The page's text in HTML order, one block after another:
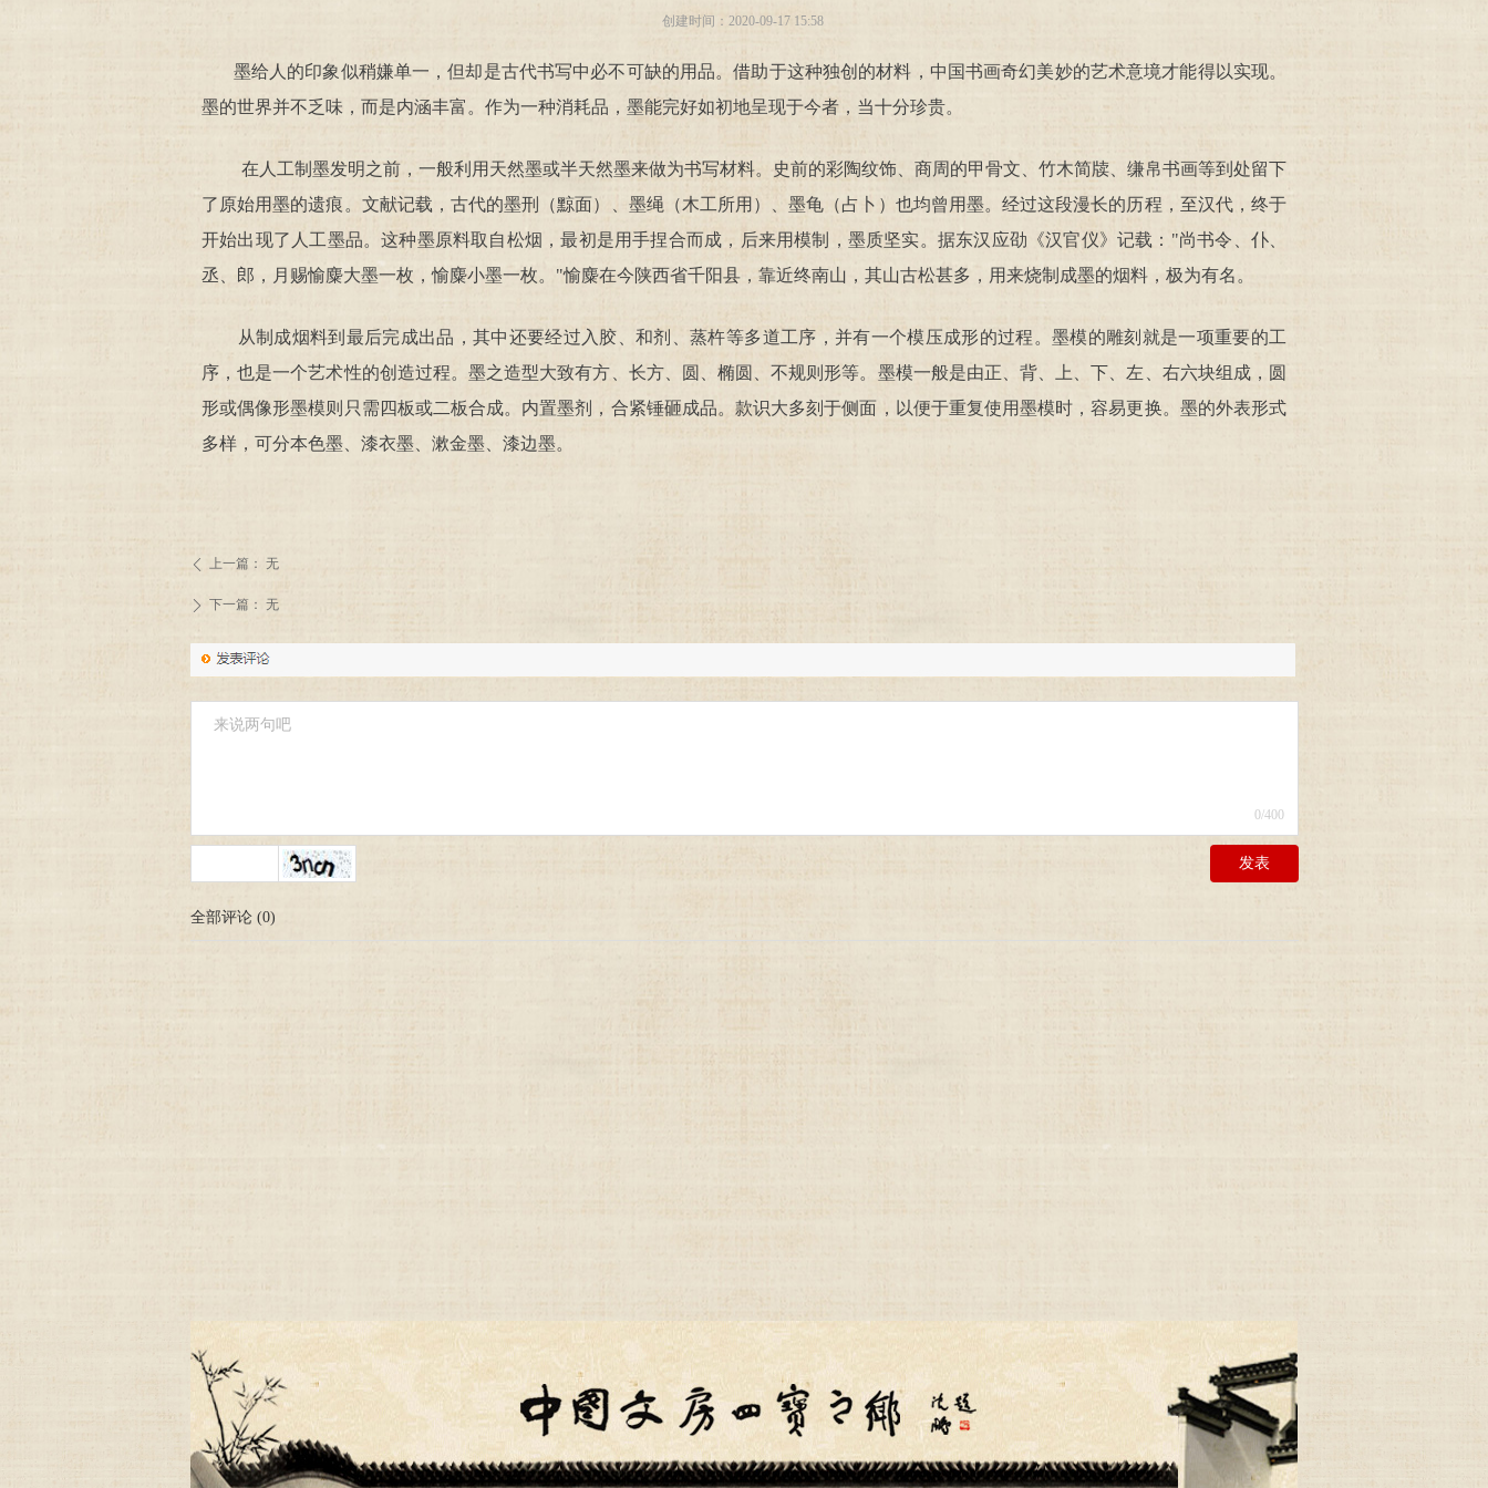
墨给人的印象似稍嫌单一，但却是古代书写中必不可缺的用品。借助于这种独创的材料，中国书画奇幻美妙的艺术意境才能得以实现。
墨的世界并不乏味，而是内涵丰富。作为一种消耗品，墨能完好如初地呈现于今者，当十分珍贵。
在人工制墨发明之前，一般利用天然墨或半天然墨来做为书写材料。史前的彩陶纹饰、商周的甲骨文、竹木简牍、缣帛书画等到处留下
了原始用墨的遗痕。文献记载，古代的墨刑（黥面）、墨绳（木工所用）、墨龟（占卜）也均曾用墨。经过这段漫长的历程，至汉代，终于
开始出现了人工墨品。这种墨原料取自松烟，最初是用手捏合而成，后来用模制，墨质坚实。据东汉应劭《汉官仪》记载："尚书令、仆、
丞、郎，月赐愉麋大墨一枚，愉麋小墨一枚。"愉麋在今陕西省千阳县，靠近终南山，其山古松甚多，用来烧制成墨的烟料，极为有名。
从制成烟料到最后完成出品，其中还要经过入胶、和剂、蒸杵等多道工序，并有一个模压成形的过程。墨模的雕刻就是一项重要的工
序，也是一个艺术性的创造过程。墨之造型大致有方、长方、圆、椭圆、不规则形等。墨模一般是由正、背、上、下、左、右六块组成，圆
形或偶像形墨模则只需四板或二板合成。内置墨剂，合紧锤砸成品。款识大多刻于侧面，以便于重复使用墨模时，容易更换。墨的外表形式
多样，可分本色墨、漆衣墨、漱金墨、漆边墨。
创建时间： 2020-09-17 15:58
ꄴ 上一篇： 无
ꄲ 下一篇： 无
0/400
发表
全部评论 (0)